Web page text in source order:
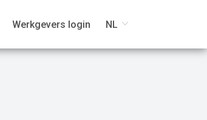
Werkgevers login NL